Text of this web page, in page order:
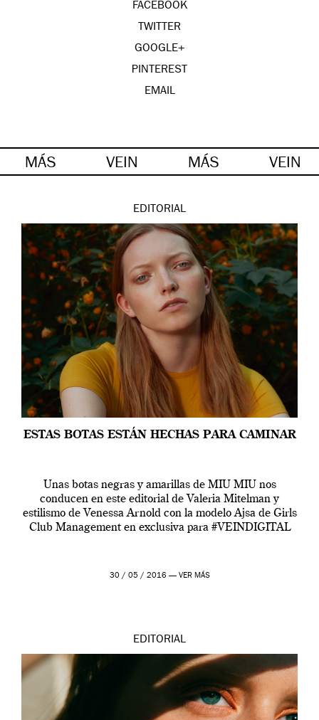
FACEBOOK
TWITTER
GOOGLE+
PINTEREST
EMAIL
MÁS VEIN MÁS VEIN
EDITORIAL
ESTAS BOTAS ESTÁN HECHAS PARA CAMINAR
Unas botas negras y amarillas de MIU MIU nos
conducen en este editorial de Valeria Mitelman y
estilismo de Venessa Arnold con la modelo Ajsa de Girls
Club Management en exclusiva para #VEINDIGITAL
30 / 05 / 2016 — VER MÁS
EDITORIAL